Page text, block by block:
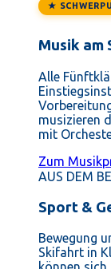
★
Musik am
Alle
musizieren
mit
Zum
AUS DEM
Sport &
Bewegung
Skifahrt in